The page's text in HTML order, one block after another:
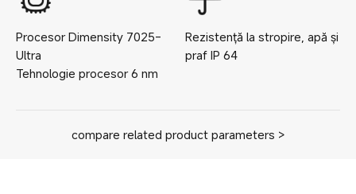
Procesor Dimensity 7025-
Ultra
Tehnologie procesor 6 nm
Rezistență la stropire, apă și
praf IP64
compare related product parameters >